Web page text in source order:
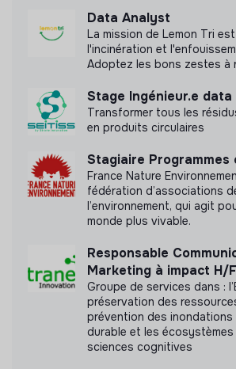
Blunomy (formerly Enea Consulting)
encore transmis de mesure
Labels et certifications
Cette structure n'a pas souhaité
communiquer les labels ou
pu obtenir.
Documents
N'a pas encore communiqué de
transparence
Data Analyst
La mission de Lemon Tri
l'incinération et
Adoptez les bons zestes à
Stage Ingénieur.e data
Transformer tous les
en produits circulaires
Stagiaire
France Nature
fédération d’associations
l’environnement, qui agit
monde plus vivable.
Responsable
Marketing à impact H/F
Groupe de services dans :
préservation des
prévention des inondations
durable et les
sciences cognitives